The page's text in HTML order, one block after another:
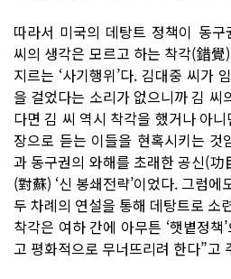
따라서 미국의 데탕트 정책이 동
씨의 생각은 모르고 하는 착각(錯
지르는 ‘사기행위’다. 김대중 씨가
을 걸었다는 소리가 없으니까 김 씨
다면 김 씨 역시 착각을 했거나 아
장으로 듣는 이들을 현혹시키는 것
과 동구권의 와해를 초래한 공신(
(對蘇) ‘신 봉쇄전략’이었다. 그럼
두 차례의 연설을 통해 데탕트로 소
착각은 여하 간에 아무튼 ‘햇볕정책
고 평화적으로 무너뜨리려 한다”고